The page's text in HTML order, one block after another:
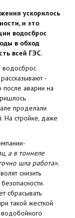
ускорилось
и это
водосброс
в обход
всей ГЭС.
водосброс
-
после аварии на
проделали
На стройке, даже
а в тоннеле
шла работа».
снизить
сбрасывать
такой жесткой